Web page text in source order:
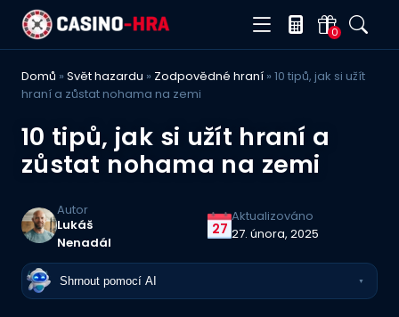
0
Domů » Svět hazardu » Zodpovědné hraní » 10 tipů, jak si užít
hraní a zůstat nohama na zemi
10 tipů, jak si užít hraní a
zůstat nohama na zemi
Autor
Lukáš
Nenadál
27
Aktualizováno
27. února, 2025
Shrnout pomocí AI ▼